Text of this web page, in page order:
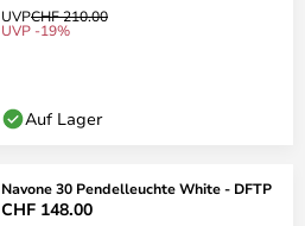
UVPCHF 210.00
UVP -19%
Auf Lager
Navone 30 Pendelleuchte White - DFTP
CHF 148.00